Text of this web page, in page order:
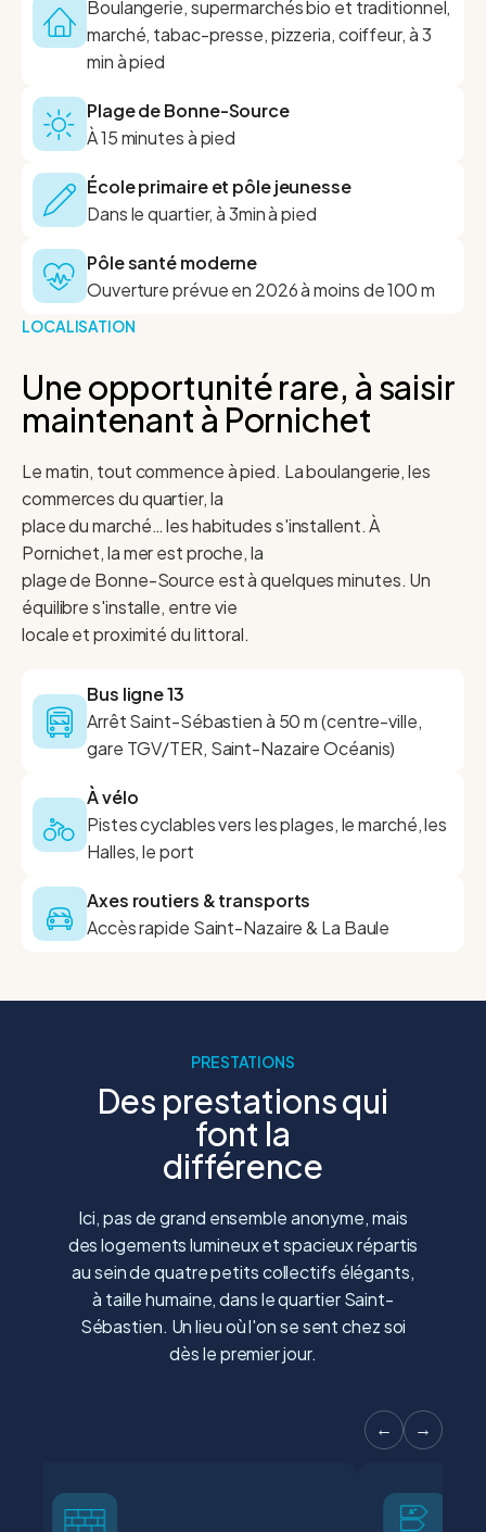
Boulangerie, supermarchés bio et traditionnel,
marché, tabac-presse, pizzeria, coiffeur, à 3
min à pied
Plage de Bonne-Source
À 15 minutes à pied
École primaire et pôle jeunesse
Dans le quartier, à 3min à pied
Pôle santé moderne
Ouverture prévue en 2026 à moins de 100 m
LOCALISATION
Une opportunité rare, à saisir
maintenant à Pornichet
Le matin, tout commence à pied. La boulangerie, les
commerces du quartier, la
place du marché… les habitudes s'installent. À
Pornichet, la mer est proche, la
plage de Bonne-Source est à quelques minutes. Un
équilibre s'installe, entre vie
locale et proximité du littoral.
Bus ligne 13
Arrêt Saint-Sébastien à 50 m (centre-ville,
gare TGV/TER, Saint-Nazaire Océanis)
À vélo
Pistes cyclables vers les plages, le marché, les
Halles, le port
Axes routiers & transports
Accès rapide Saint-Nazaire & La Baule
PRESTATIONS
Des prestations qui
font la
différence
Ici, pas de grand ensemble anonyme, mais
des logements lumineux et spacieux répartis
au sein de quatre petits collectifs élégants,
à taille humaine, dans le quartier Saint-
Sébastien. Un lieu où l'on se sent chez soi
dès le premier jour.
← →